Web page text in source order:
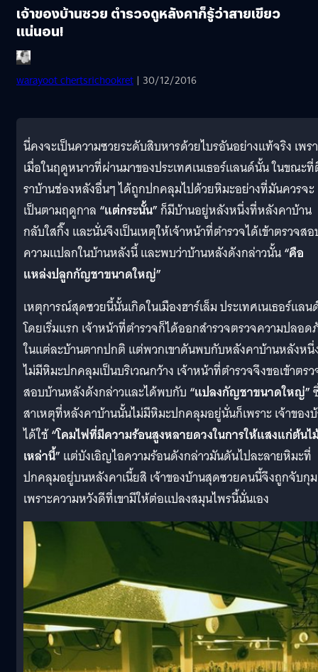
เจ้าของบ้านซวย ตำรวจดูหลังคาก็รู้ว่าสายเขียว
แน่นอน!
warayoot chertsrichookret | 30/12/2016
นี่คงจะเป็นความซวยระดับสิบหารด้วยไบรอันอย่างแท้จริง เพร
เมื่อในฤดูหนาวที่ผ่านมาของประเทศเนเธอร์แลนด์นั้น ในขณะ
ราบ้านช่องหลังอื่นๆ ได้ถูกปกคลุมไปด้วยหิมะอย่างที่มันควรจะ
เป็นตามฤดูกาล “แต่กระนั้น”ก็มีบ้านอยู่หลังหนึ่งที่หลังคาบ้าน
กลับใสกิ๊ง และนั่นจึงเป็นเหตุให้เจ้าหน้าที่ตำรวจได้เข้าตรวจส
ความแปลกในบ้านหลังนี้ และพบว่าบ้านหลังดังกล่าวนั้น“คือ
แหล่งปลูกกัญชาขนาดใหญ่”
เหตุการณ์สุดซวยนี้นั้นเกิดในเมืองฮาร์เล็ม ประเทศเนเธอร์แลน
โดยเริ่มแรก เจ้าหน้าที่ตำรวจก็ได้ออกสำรวจตรวจความปลอด
ในแต่ละบ้านตากปกติ แต่พวกเขาดันพบกับหลังคาบ้านหลังห
ไม่มีหิมะปกคลุมเป็นบริเวณกว้าง เจ้าหน้าที่ตำรวจจึงขอเข้าตร
สอบบ้านหลังดังกล่าวและได้พบกับ “แปลงกัญชาขนาดใหญ่”
สาเหตุที่หลังคาบ้านนั้นไม่มีหิมะปกคลุมอยู่นั่นก็เพราะ เจ้าของ
ได้ใช้“โคมไฟที่มีความร้อนสูงหลายดวงในการให้แสงแก่ต้นไ
เหล่านี้” แต่บังเอิญไอความร้อนดังกล่าวมันดันไปละลายหิมะที่
ปกคลุมอยู่บนหลังคาเนี้ยสิ เจ้าของบ้านสุดซวยคนนี้จึงถูกจับกุม
เพราะความหวังดีที่เขามีให้ต่อแปลงสมุนไพรนี้นั่นเอง